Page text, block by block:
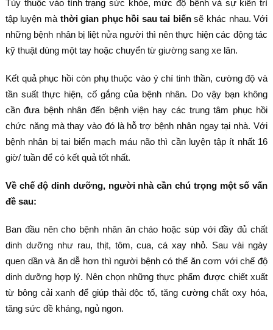
Tùy thuộc vào tình trạng sức khỏe, mức độ bệnh và sự kiên trì
tập luyện mà thời gian phục hồi sau tai biếnsẽ khác nhau. Với
những bệnh nhân bị liệt nửa người thì nên thực hiện các động tác
kỹ thuật dùng một tay hoặc chuyển từ giường sang xe lăn.
Kết quả phục hồi còn phụ thuộc vào ý chí tinh thần, cường độ và
tần suất thực hiện, cố gắng của bệnh nhân. Do vậy bạn không
cần đưa bệnh nhân đến bệnh viện hay các trung tâm phục hồi
chức năng mà thay vào đó là hỗ trợ bệnh nhân ngay tại nhà. Với
bệnh nhân bị tai biến mạch máu não thì cần luyện tập ít nhất 16
giờ/ tuần để có kết quả tốt nhất.
Về chế độ dinh dưỡng, người nhà cần chú trọng một số vấn
đề sau:
Ban đầu nên cho bệnh nhân ăn cháo hoặc súp với đầy đủ chất
dinh dưỡng như rau, thịt, tôm, cua, cá xay nhỏ. Sau vài ngày
quen dần và ăn dễ hơn thì người bệnh có thể ăn cơm với chế độ
dinh dưỡng hợp lý. Nên chọn những thực phẩm được chiết xuất
từ bông cải xanh để giúp thải độc tố, tăng cường chất oxy hóa,
tăng sức đề kháng, ngủ ngon.